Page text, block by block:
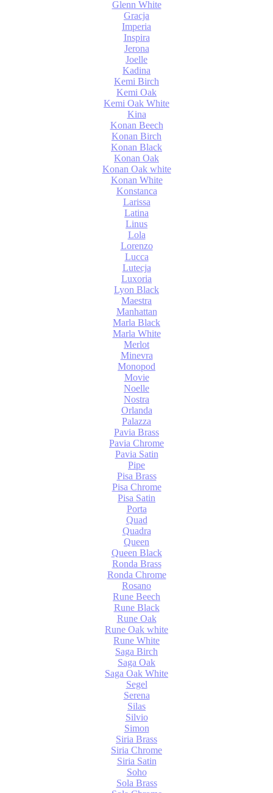
Glenn White
Gracja
Imperia
Inspira
Jerona
Joelle
Kadina
Kemi Birch
Kemi Oak
Kemi Oak White
Kina
Konan Beech
Konan Birch
Konan Black
Konan Oak
Konan Oak white
Konan White
Konstanca
Larissa
Latina
Linus
Lola
Lorenzo
Lucca
Lutecja
Luxoria
Lyon Black
Maestra
Manhattan
Marla Black
Marla White
Merlot
Minevra
Monopod
Movie
Noelle
Nostra
Orlanda
Palazza
Pavia Brass
Pavia Chrome
Pavia Satin
Pipe
Pisa Brass
Pisa Chrome
Pisa Satin
Porta
Quad
Quadra
Queen
Queen Black
Ronda Brass
Ronda Chrome
Rosano
Rune Beech
Rune Black
Rune Oak
Rune Oak white
Rune White
Saga Birch
Saga Oak
Saga Oak White
Segel
Serena
Silas
Silvio
Simon
Siria Brass
Siria Chrome
Siria Satin
Soho
Sola Brass